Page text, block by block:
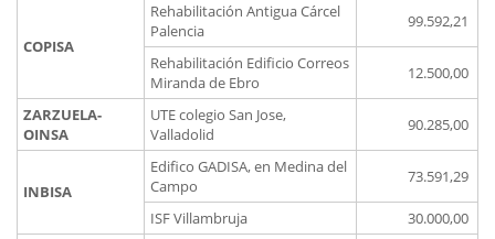
COPISA
Rehabilitación Antigua Cárcel
Palencia
99.592,21
Rehabilitación Edificio Correos
Miranda de Ebro
12.500,00
ZARZUELA-
OINSA
UTE colegio San Jose,
Valladolid
90.285,00
INBISA
Edifico GADISA, en Medina del
Campo
73.591,29
ISF Villambruja 30.000,00